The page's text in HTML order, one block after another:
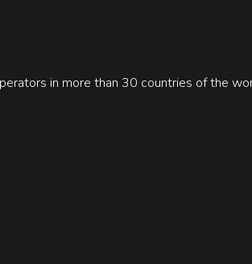
in more than 30 countries of the